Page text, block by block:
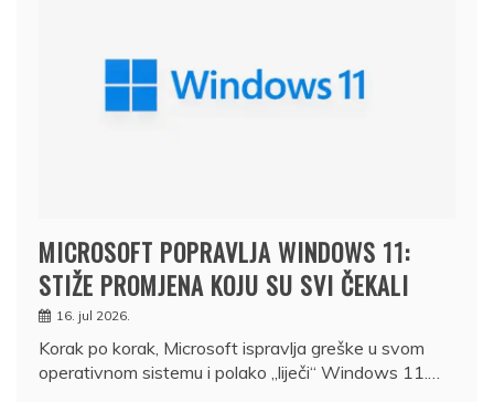
MICROSOFT POPRAVLJA WINDOWS 11:
STIŽE PROMJENA KOJU SU SVI ČEKALI
16. jul 2026.
Korak po korak, Microsoft ispravlja greške u svom
operativnom sistemu i polako „liječi“ Windows 11.…